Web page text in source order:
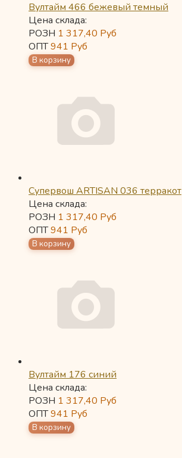
Вултайм 466 бежевый темный
Цена склада:
РОЗН 1 317,40 Руб
ОПТ941 Руб
Супервош ARTISAN 036 терракот
Цена склада:
РОЗН 1 317,40 Руб
ОПТ941 Руб
Вултайм 176 синий
Цена склада:
РОЗН 1 317,40 Руб
ОПТ941 Руб